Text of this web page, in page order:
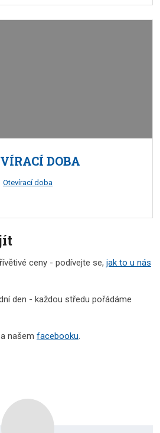
DOBA
Otevírací doba
ceny - podívejte se, jak to u nás
den - každou středu pořádáme
našem facebooku.